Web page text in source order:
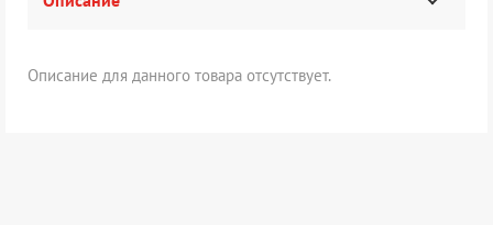
Описание для данного товара отсутствует.